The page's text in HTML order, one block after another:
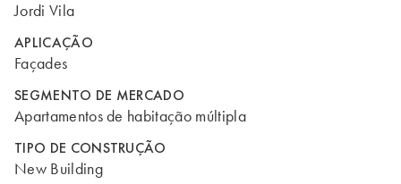
Jordi Vila
APLICAÇÃO
Façades
SEGMENTO DE MERCADO
Apartamentos de habitação múltipla
TIPO DE CONSTRUÇÃO
New Building